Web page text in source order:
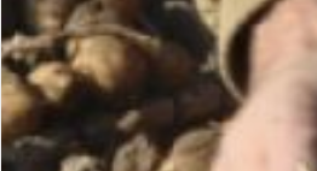
эффективность производства.
Помимо финансовой поддержки,
хозяйства активно внедряют
методы возделывания картофеля.
Использование передовых
для поддержания роста и развития
растений, а также применение сортов